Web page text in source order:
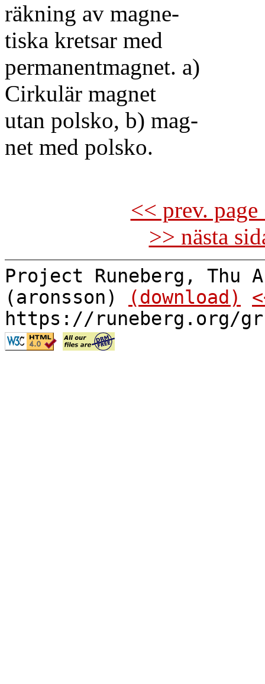
räkning av magne-
tiska kretsar med
permanentmagnet. a)
Cirkulär magnet
utan polsko, b) mag-
net med polsko.
<< prev.
>> nästa
Project Runeberg, Thu
(aronsson)
(download)
https://runeberg.org/